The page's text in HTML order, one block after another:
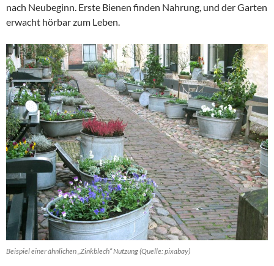
nach Neubeginn. Erste Bienen finden Nahrung, und der Garten
erwacht hörbar zum Leben.
Beispiel einer ähnlichen „Zinkblech“ Nutzung (Quelle: pixabay)